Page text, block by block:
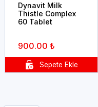
Dynavit Milk
Thistle Complex
60 Tablet
900.00 ₺